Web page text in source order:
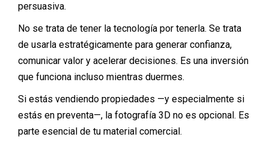
persuasiva.
No se trata de tener la tecnología por tenerla. Se trata
de usarla estratégicamente para generar confianza,
comunicar valor y acelerar decisiones. Es una inversión
que funciona incluso mientras duermes.
Si estás vendiendo propiedades —y especialmente si
estás en preventa—, la fotografía 3D no es opcional. Es
parte esencial de tu material comercial.